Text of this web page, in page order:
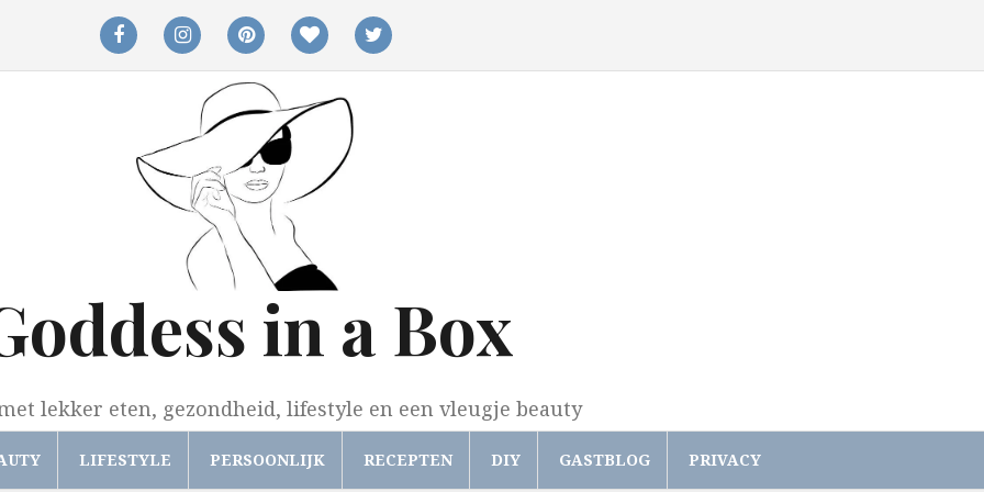
facebookinstagrampinterestbloglovintwitter
in a Box
lekker eten, gezondheid, lifestyle en een vleugje beauty
LIFESTYLE PERSOONLIJK RECEPTEN DIY GASTBLOG PRIVACY